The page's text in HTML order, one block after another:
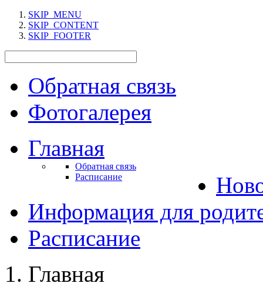
SKIP_MENU
SKIP_CONTENT
SKIP_FOOTER
Обратная связь
Фотогалерея
Главная
Обратная связь
Расписание
Информация для
Расписание
Главная